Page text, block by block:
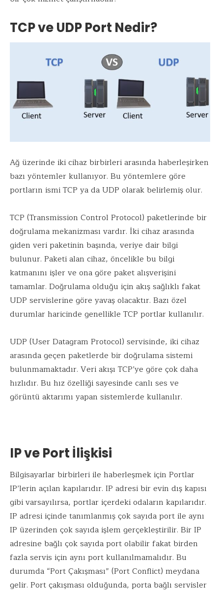
TCP ve UDP Port Nedir?
Ağ üzerinde iki cihaz birbirleri arasında haberleşirken
bazı yöntemler kullanıyor. Bu yöntemlere göre
portların ismi TCP ya da UDP olarak belirlemiş olur.
TCP (Transmission Control Protocol) paketlerinde bir
doğrulama mekanizması vardır. İki cihaz arasında
giden veri paketinin başında, veriye dair bilgi
bulunur. Paketi alan cihaz, öncelikle bu bilgi
katmanını işler ve ona göre paket alışverişini
tamamlar. Doğrulama olduğu için akış sağlıklı fakat
UDP servislerine göre yavaş olacaktır. Bazı özel
durumlar haricinde genellikle TCP portlar kullanılır.
UDP (User Datagram Protocol) servisinde, iki cihaz
arasında geçen paketlerde bir doğrulama sistemi
bulunmamaktadır. Veri akışı TCP’ye göre çok daha
hızlıdır. Bu hız özelliği sayesinde canlı ses ve
görüntü aktarımı yapan sistemlerde kullanılır.
IP ve Port İlişkisi
Bilgisayarlar birbirleri ile haberleşmek için Portlar
IP’lerin açılan kapılarıdır. IP adresi bir evin dış kapısı
gibi varsayılırsa, portlar içerdeki odaların kapılarıdır.
IP adresi içinde tanımlanmış çok sayıda port ile aynı
IP üzerinden çok sayıda işlem gerçekleştirilir. Bir IP
adresine bağlı çok sayıda port olabilir fakat birden
fazla servis için aynı port kullanılmamalıdır. Bu
durumda “Port Çakışması” (Port Conflict) meydana
gelir. Port çakışması olduğunda, porta bağlı servisler